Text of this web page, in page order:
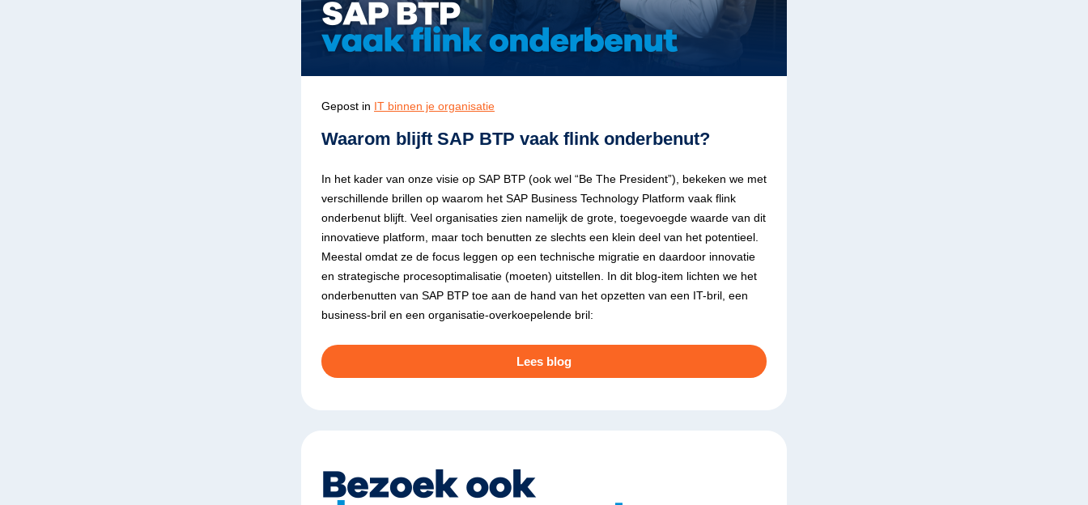
Gepost in IT binnen je organisatie
Waarom blijft SAP BTP vaak flink onderbenut?
In het kader van onze visie op SAP BTP (ook wel “Be The President”), bekeken we met
verschillende brillen op waarom het SAP Business Technology Platform vaak flink
onderbenut blijft. Veel organisaties zien namelijk de grote, toegevoegde waarde van dit
innovatieve platform, maar toch benutten ze slechts een klein deel van het potentieel.
Meestal omdat ze de focus leggen op een technische migratie en daardoor innovatie
en strategische procesoptimalisatie (moeten) uitstellen. In dit blog-item lichten we het
onderbenutten van SAP BTP toe aan de hand van het opzetten van een IT-bril, een
business-bril en een organisatie-overkoepelende bril:
Lees blog